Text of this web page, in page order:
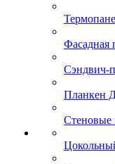
Фасадная
Сэндвич-
Планкен